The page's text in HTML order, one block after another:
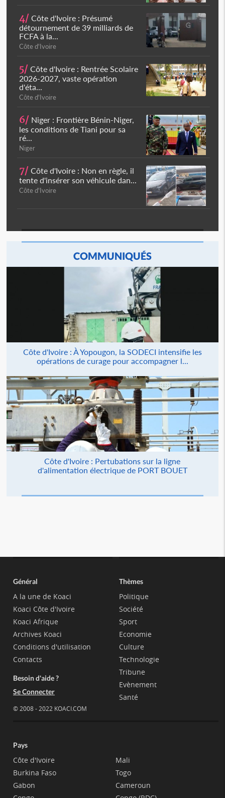
4/ Côte d'Ivoire : Présumé
détournement de 39 milliards de
FCFA à la...
Côte d'Ivoire
5/ Côte d'Ivoire : Rentrée Scolaire
2026-2027, vaste opération
d'éta...
Côte d'Ivoire
6/ Niger : Frontière Bénin-Niger,
les conditions de Tiani pour sa
ré...
Niger
7/ Côte d'Ivoire : Non en règle, il
tente d'insérer son véhicule dan...
Côte d'Ivoire
COMMUNIQUÉS
Côte d'Ivoire : À Yopougon, la SODECI intensifie les
opérations de curage pour accompagner l...
Côte d'Ivoire : Pertubations sur la ligne
d'alimentation électrique de PORT BOUET
Général
A la une de Koaci
Koaci Côte d'Ivoire
Koaci Afrique
Archives Koaci
Conditions d'utilisation
Contacts
Besoin d'aide ?
Se Connecter
© 2008 - 2022 KOACI.COM
Thèmes
Politique
Société
Sport
Economie
Culture
Technologie
Tribune
Evènement
Santé
Pays
Côte d'Ivoire
Burkina Faso
Gabon
Mali
Togo
Cameroun